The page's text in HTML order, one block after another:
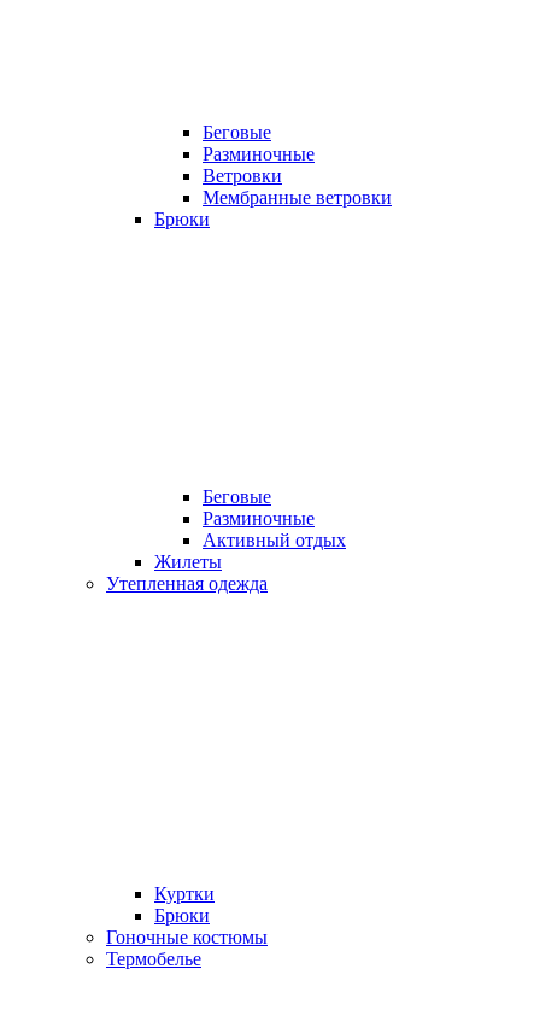
Беговые
Разминочные
Ветровки
Мембранные ветровки
Брюки
Беговые
Разминочные
Активный отдых
Жилеты
Утепленная одежда
Куртки
Брюки
Гоночные костюмы
Термобелье